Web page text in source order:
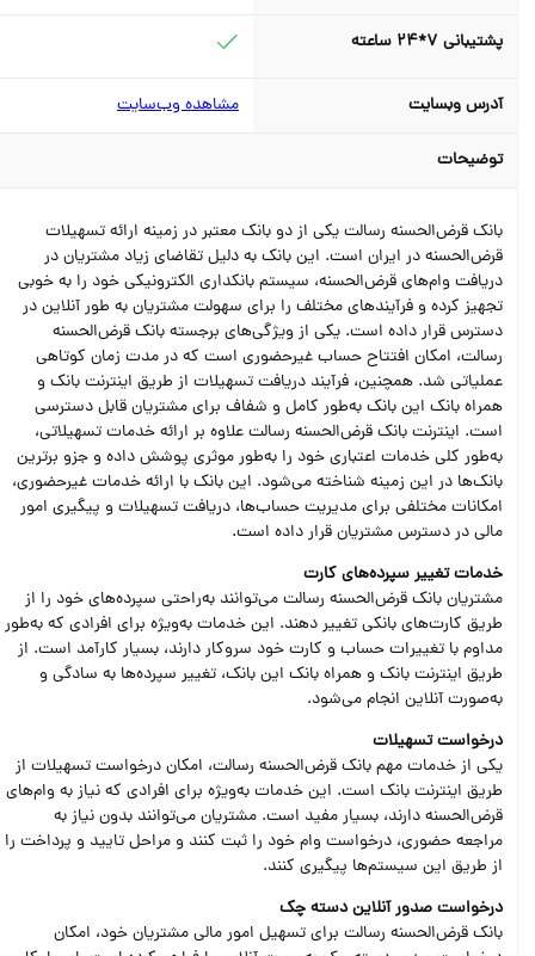
پشتیبانی 7*24 ساعته
آدرس وبسایت مشاهده وب‌سایت
توضیحات
بانک قرض‌الحسنه رسالت یکی از دو بانک معتبر در زمینه ارائه تسهیلات
قرض‌الحسنه در ایران است. این بانک به دلیل تقاضای زیاد مشتریان در
دریافت وام‌های قرض‌الحسنه، سیستم بانکداری الکترونیکی خود را به خوبی
تجهیز کرده و فرآیندهای مختلف را برای سهولت مشتریان به طور آنلاین در
دسترس قرار داده است. یکی از ویژگی‌های برجسته بانک قرض‌الحسنه
رسالت، امکان افتتاح حساب غیرحضوری است که در مدت زمان کوتاهی
عملیاتی شد. همچنین، فرآیند دریافت تسهیلات از طریق اینترنت بانک و
همراه بانک این بانک به‌طور کامل و شفاف برای مشتریان قابل دسترسی
است. اینترنت بانک قرض‌الحسنه رسالت علاوه بر ارائه خدمات تسهیلاتی،
به‌طور کلی خدمات اعتباری خود را به‌طور موثری پوشش داده و جزو برترین
بانک‌ها در این زمینه شناخته می‌شود. این بانک با ارائه خدمات غیرحضوری،
امکانات مختلفی برای مدیریت حساب‌ها، دریافت تسهیلات و پیگیری امور
مالی در دسترس مشتریان قرار داده است.
خدمات تغییر سپرده‌های کارت
مشتریان بانک قرض‌الحسنه رسالت می‌توانند به‌راحتی سپرده‌های خود را از
طریق کارت‌های بانکی تغییر دهند. این خدمات به‌ویژه برای افرادی که به‌طور
مداوم با تغییرات حساب و کارت خود سروکار دارند، بسیار کارآمد است. از
طریق اینترنت بانک و همراه بانک این بانک، تغییر سپرده‌ها به سادگی و
به‌صورت آنلاین انجام می‌شود.
درخواست تسهیلات
یکی از خدمات مهم بانک قرض‌الحسنه رسالت، امکان درخواست تسهیلات از
طریق اینترنت بانک است. این خدمات به‌ویژه برای افرادی که نیاز به وام‌های
قرض‌الحسنه دارند، بسیار مفید است. مشتریان می‌توانند بدون نیاز به
مراجعه حضوری، درخواست وام خود را ثبت کنند و مراحل تایید و پرداخت را
از طریق این سیستم‌ها پیگیری کنند.
درخواست صدور آنلاین دسته چک
بانک قرض‌الحسنه رسالت برای تسهیل امور مالی مشتریان خود، امکان